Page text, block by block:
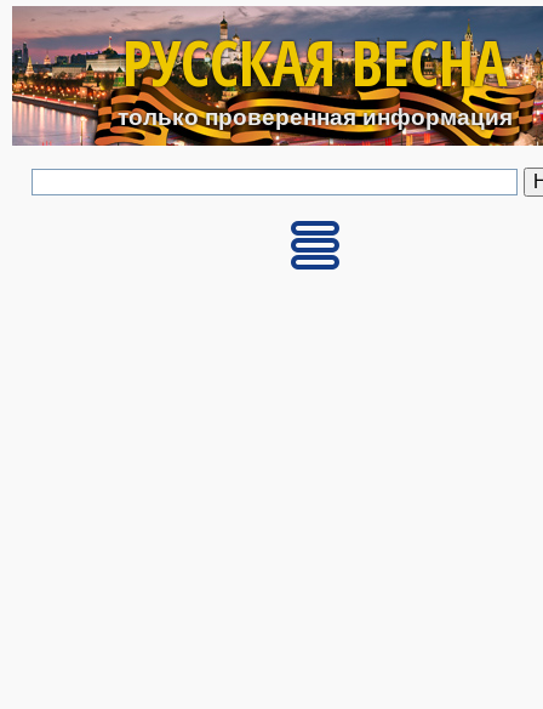
Перейти к основному
РУССКАЯ ВЕСНА
только проверенная информация